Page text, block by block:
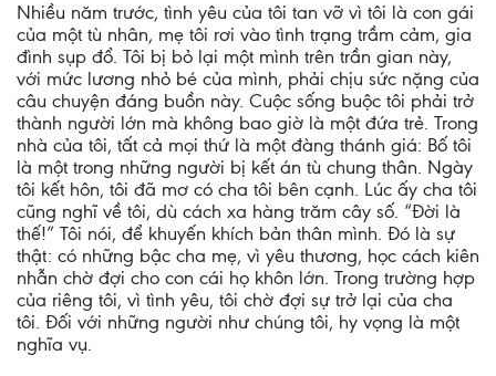
Nhiều năm trước, tình yêu của tôi tan vỡ vì tôi là con gái
của một tù nhân, mẹ tôi rơi vào tình trạng trầm cảm, gia
đình sụp đổ. Tôi bị bỏ lại một mình trên trần gian này,
với mức lương nhỏ bé của mình, phải chịu sức nặng của
câu chuyện đáng buồn này. Cuộc sống buộc tôi phải trở
thành người lớn mà không bao giờ là một đứa trẻ. Trong
nhà của tôi, tất cả mọi thứ là một đàng thánh giá: Bố tôi
là một trong những người bị kết án tù chung thân. Ngày
tôi kết hôn, tôi đã mơ có cha tôi bên cạnh. Lúc ấy cha tôi
cũng nghĩ về tôi, dù cách xa hàng trăm cây số. “Đời là
thế!” Tôi nói, để khuyến khích bản thân mình. Đó là sự
thật: có những bậc cha mẹ, vì yêu thương, học cách kiên
nhẫn chờ đợi cho con cái họ khôn lớn. Trong trường hợp
của riêng tôi, vì tình yêu, tôi chờ đợi sự trở lại của cha
tôi. Đối với những người như chúng tôi, hy vọng là một
nghĩa vụ.